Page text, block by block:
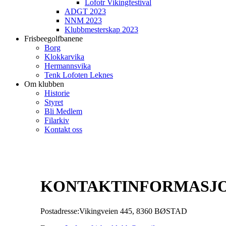
Lofotr Vikingfestival
ADGT 2023
NNM 2023
Klubbmesterskap 2023
Frisbeegolfbanene
Borg
Klokkarvika
Hermannsvika
Tenk Lofoten Leknes
Om klubben
Historie
Styret
Bli Medlem
Filarkiv
Kontakt oss
Postadresse:Vikingveien 445, 8360 BØSTAD